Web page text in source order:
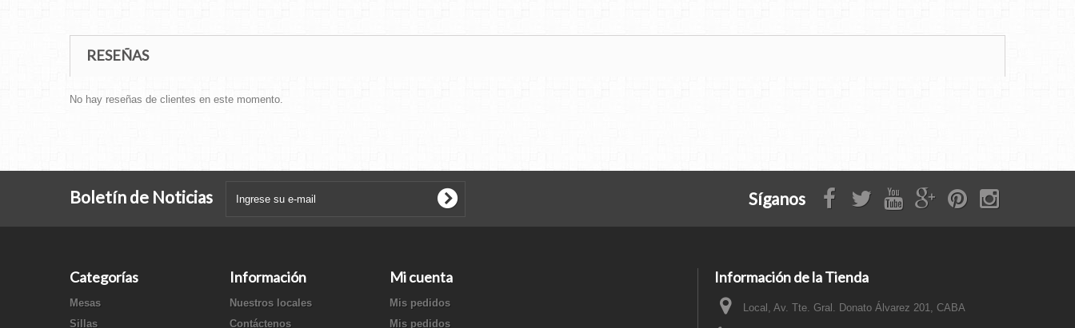
RESEÑAS
No hay reseñas de clientes en este momento.
Boletín de Noticias Síganos
Categorías
Mesas
Sillas
Información
Nuestros locales
Contáctenos
Mi cuenta
Mis pedidos
Mis pedidos
Información de la Tienda
Local, Av. Tte. Gral. Donato Álvarez 201, CABA